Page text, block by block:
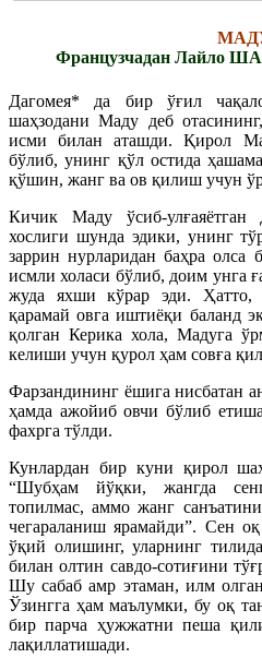
Французчадан Лайло
Дагомея* да бир ўғил
шаҳзодани Маду деб
исми билан аташди. Қирол
бўлиб, унинг қўл остида
қўшин, жанг ва ов қилиш учун
Кичик Маду ўсиб-улғаяётган
хослиги шунда эдики, унинг
заррин нурларидан баҳра олса
исмли холаси бўлиб, доим унга
жуда яхши кўрар эди. Ҳатто,
қарамай овга иштиёқи баланд
қолган Керика хола, Мадуга
келиши учун қурол ҳам совға
Фарзандининг ёшига нисбатан
ҳамда ажойиб овчи бўлиб
фахрга тўлди.
Кунлардан бир куни қирол
“Шубҳам йўқки, жангда
топилмас, аммо жанг
чегараланиш ярамайди”. Сен
ўқий олишинг, уларнинг
билан олтин савдо-сотиғини
Шу сабаб амр этаман, илм
Ўзингга ҳам маълумки, бу оқ
бир парча ҳужжатни пеша
лақиллатишади.